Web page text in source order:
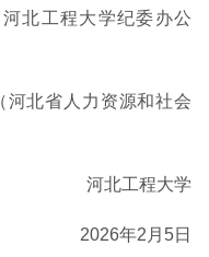
北工程大学纪委办公
河北省人力资源和社会
河北工程大学
2026年2月5日